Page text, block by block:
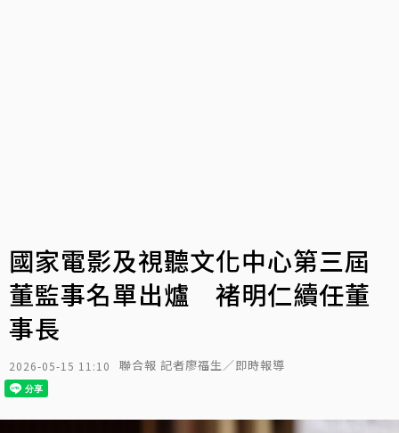
國家電影及視聽文化中心第三屆
董監事名單出爐 褚明仁續任董
事長
2026-05-15 11:10 聯合報 記者廖福生／即時報導